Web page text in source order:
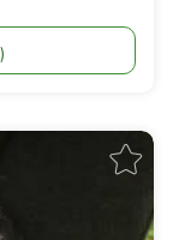
)